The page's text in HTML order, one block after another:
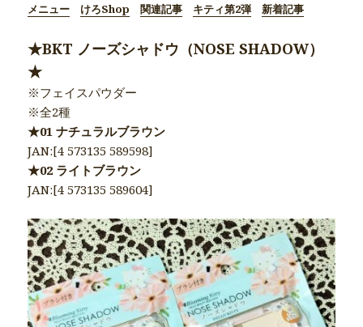
メニュー けろShop 関連記事 キティ第2弾 新着記事
★BKT ノーズシャドウ（NOSE SHADOW）
★
※フェイスパウダー
※全2種
★01 ナチュラルブラウン
JAN:[4 573135 589598]
★02 ライトブラウン
JAN:[4 573135 589604]